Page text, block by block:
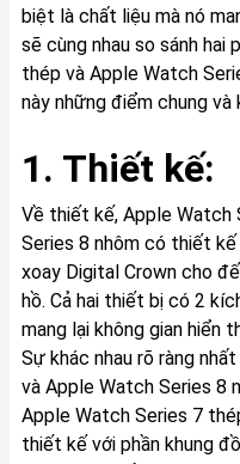
biệt là chất liệu mà nó
sẽ cùng nhau so sánh hai
thép và Apple Watch
này những điểm chung và
1. Thiết kế:
Về thiết kế, Apple Watch
Series 8 nhôm có thiết
xoay Digital Crown cho
hồ. Cả hai thiết bị có 2
mang lại không gian hiển
Sự khác nhau rõ ràng
và Apple Watch Series 8
Apple Watch Series 7
thiết kế với phần khung